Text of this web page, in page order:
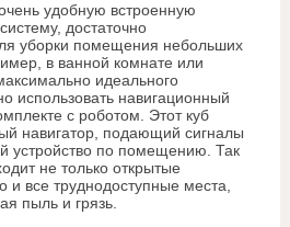
удобную встроенную
достаточно
уборки помещения небольших
в ванной комнате или
идеального
использовать навигационный
с роботом. Этот куб
навигатор, подающий сигналы
устройство по помещению. Так
не только открытые
и все труднодоступные места,
пыль и грязь.